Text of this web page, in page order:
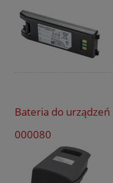
Bateria do urządzeń
000080